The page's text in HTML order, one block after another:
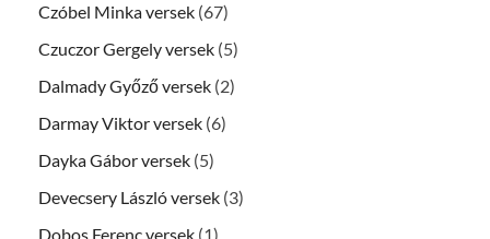
Czóbel Minka versek (67)
Czuczor Gergely versek (5)
Dalmady Győző versek (2)
Darmay Viktor versek (6)
Dayka Gábor versek (5)
Devecsery László versek (3)
Dobos Ferenc versek (1)